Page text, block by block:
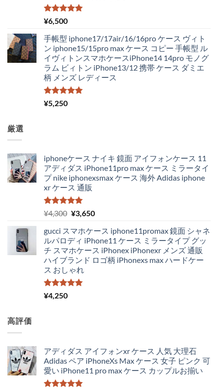
5段階中
5.00
¥6,500
手帳型 iphone17/17air/16/16pro ケース ヴィト
ン iphone15/15pro max ケース コピー 手帳型 ル
イヴィトンスマホケースiPhone14 14pro モノグ
ラム ビィトン iPhone13/12 携帯 ケース ダミエ
柄 メンズ レディース
5段階中
5.00
¥5,250
厳選
iphoneケース ナイキ 鏡面 アイフォンケース 11
アディダス iPhone11pro max ケース ミラータイ
プ nike iphonexsmax ケース 海外 Adidas iphone
xr ケース 通販
5段階中
5.00
の評価
¥4,300 元
価
格
は
¥4,300
で
し
¥3,650現
の
価
格
は
gucci スマホケース iphone11promax 鏡面 シャネ
ルパロディ iPhone11 ケース ミラータイプ グッ
チ スマホケース iPhonex iPhonexr メンズ 通販
ハイブランド ロゴ柄 iPhonexs max ハードケー
ス おしゃれ
5段階中
5.00
¥4,250
高評価
アディダス アイフォンxr ケース 人気 大理石
Adidas ペア iPhoneXs Max ケース 女子 ピンク 可
愛い iPhone11 pro max ケース カップルお揃い